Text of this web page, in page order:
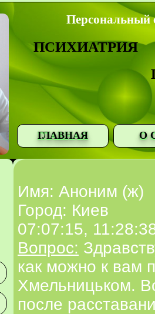
Персональный
ПСИХИАТРИЯ
ГЛАВНАЯ О
Имя: Аноним (ж)
Город: Киев
07:07:15,
Вопрос:
как можно к вам
Хмельницьком.
после